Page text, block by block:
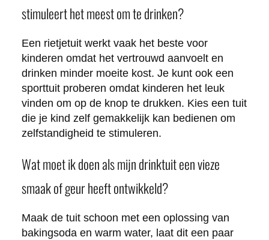
stimuleert het meest om te drinken?
Een rietjetuit werkt vaak het beste voor
kinderen omdat het vertrouwd aanvoelt en
drinken minder moeite kost. Je kunt ook een
sporttuit proberen omdat kinderen het leuk
vinden om op de knop te drukken. Kies een tuit
die je kind zelf gemakkelijk kan bedienen om
zelfstandigheid te stimuleren.
Wat moet ik doen als mijn drinktuit een vieze
smaak of geur heeft ontwikkeld?
Maak de tuit schoon met een oplossing van
bakingsoda en warm water, laat dit een paar